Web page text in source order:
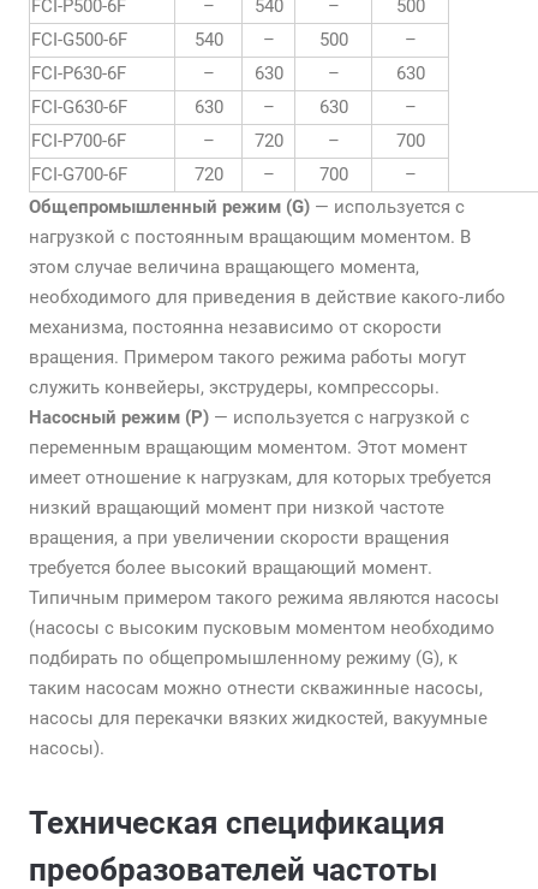
FCI-P500-6F – 540 –
500
FCI-G500-6F
540 – 500
–
FCI-P630-6F
– 630 –
630
FCI-G630-6F
630 – 630
–
FCI-P700-6F
– 720 –
700
FCI-G700-6F
720 – 700
–
Общепромышленный режим (G) — используется с
нагрузкой с постоянным вращающим моментом. В
этом случае величина вращающего момента,
необходимого для приведения в действие какого-либо
механизма, постоянна независимо от скорости
вращения. Примером такого режима работы могут
служить конвейеры, экструдеры, компрессоры.
Насосный режим (P) — используется с нагрузкой с
переменным вращающим моментом. Этот момент
имеет отношение к нагрузкам, для которых требуется
низкий вращающий момент при низкой частоте
вращения, а при увеличении скорости вращения
требуется более высокий вращающий момент.
Типичным примером такого режима являются насосы
(насосы с высоким пусковым моментом необходимо
подбирать по общепромышленному режиму (G), к
таким насосам можно отнести скважинные насосы,
насосы для перекачки вязких жидкостей, вакуумные
насосы).
Техническая спецификация
преобразователей частоты